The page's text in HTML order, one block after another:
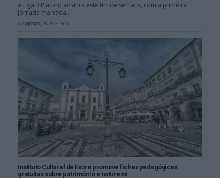
A Liga 3 Placard arranca este fim de semana, com a primeira
jornada marcada...
6 Agosto, 2026 - 14:51
Instituto Cultural de Évora promove fichas pedagógicas
gratuitas sobre património e natureza